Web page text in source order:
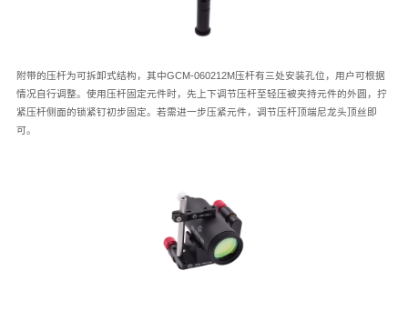
附带的压杆为可拆卸式结构，其中GCM-060212M压杆有三处安装孔位，用户可根据
情况自行调整。使用压杆固定元件时，先上下调节压杆至轻压被夹持元件的外圆，拧
紧压杆侧面的锁紧钉初步固定。若需进一步压紧元件，调节压杆顶端尼龙头顶丝即
可。